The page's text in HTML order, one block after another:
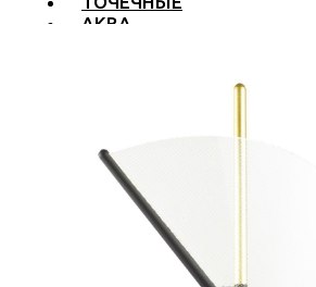
АКВА
ТОРШЕРЫ И ЛАМПЫ